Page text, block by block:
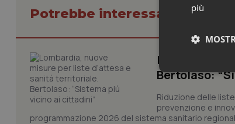
Potrebbe interessarti in
Lombardia,
Bertolaso:
Riduzione delle
prevenzione e
programmazione 2026 del sistema sanitario
più